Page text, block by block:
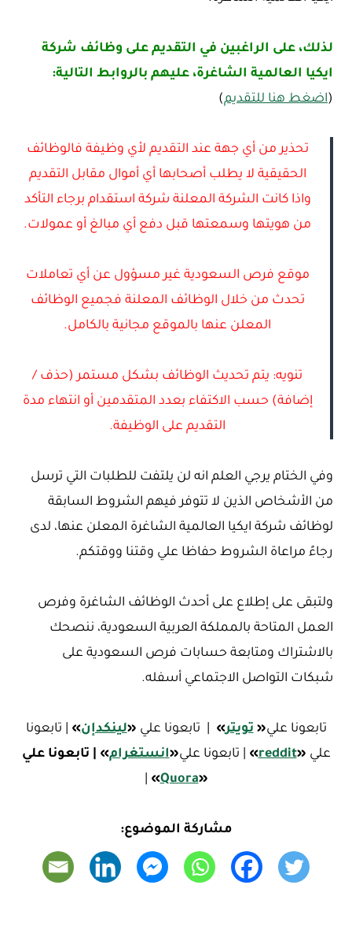
لذلك، على الراغبين في التقديم على وظائف شركة
ايكيا العالمية الشاغرة، عليهم بالروابط التالية:
(اضغط هنا للتقديم)
تحذير من أي جهة عند التقديم لأي وظيفة فالوظائف
الحقيقية لا يطلب أصحابها أي أموال مقابل التقديم
واذا كانت الشركة المعلنة شركة استقدام برجاء التأكد
من هويتها وسمعتها قبل دفع أي مبالغ أو عمولات.
موقع فرص السعودية غير مسؤول عن أي تعاملات
تحدث من خلال الوظائف المعلنة فجميع الوظائف
المعلن عنها بالموقع مجانية بالكامل.
تنويه: يتم تحديث الوظائف بشكل مستمر (حذف /
إضافة) حسب الاكتفاء بعدد المتقدمين أو انتهاء مدة
التقديم على الوظيفة.
وفي الختام يرجي العلم انه لن يلتفت للطلبات التي ترسل
من الأشخاص الذين لا تتوفر فيهم الشروط السابقة
لوظائف شركة ايكيا العالمية الشاغرة المعلن عنها، لدى
رجاءً مراعاة الشروط حفاظا علي وقتنا ووقتكم.
ولتبقى على إطلاع على أحدث الوظائف الشاغرة وفرص
العمل المتاحة بالمملكة العربية السعودية، ننصحك
بالاشتراك ومتابعة حسابات فرص السعودية على
شبكات التواصل الاجتماعي أسفله.
تابعونا علي« تويتر» | تابعونا علي «لينكدإن» | تابعونا
علي «
reddit
» | تابعونا علي«انستغرام»
| تابعونا علي
«
Quora
»
مشاركة الموضوع: